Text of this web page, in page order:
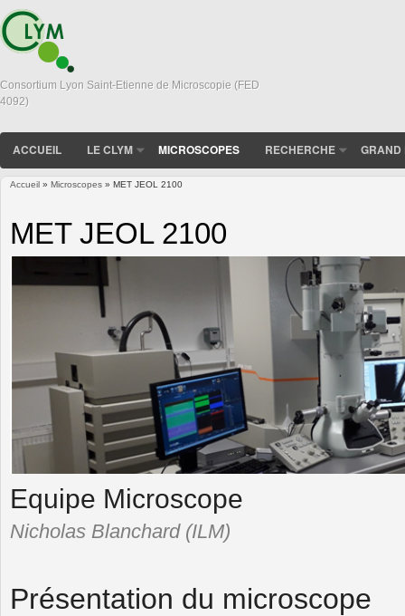
Consortium Lyon Saint-Etienne de Microscopie (FED
4092)
ACCUEIL LE CLYM MICROSCOPES RECHERCHE GRAND
Accueil » Microscopes » MET JEOL 2100
MET JEOL 2100
Equipe Microscope
Nicholas Blanchard (ILM)
Présentation du microscope